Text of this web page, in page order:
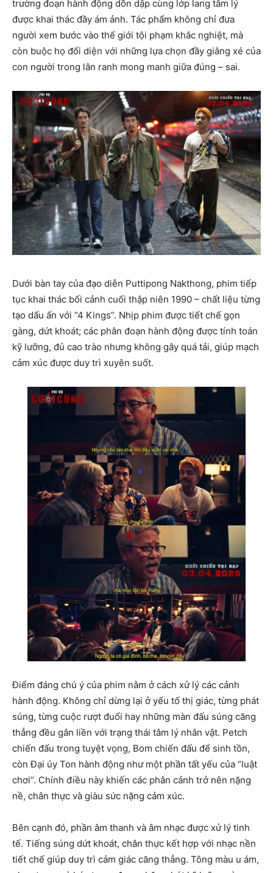
trường đoạn hành động dồn dập cùng lớp lang tâm lý
được khai thác đầy ám ảnh. Tác phẩm không chỉ đưa
người xem bước vào thế giới tội phạm khắc nghiệt, mà
còn buộc họ đối diện với những lựa chọn đầy giằng xé của
con người trong lằn ranh mong manh giữa đúng – sai.
Dưới bàn tay của đạo diễn Puttipong Nakthong, phim tiếp
tục khai thác bối cảnh cuối thập niên 1990 – chất liệu từng
tạo dấu ấn với “4 Kings”. Nhịp phim được tiết chế gọn
gàng, dứt khoát; các phân đoạn hành động được tính toán
kỹ lưỡng, đủ cao trào nhưng không gây quá tải, giúp mạch
cảm xúc được duy trì xuyên suốt.
Điểm đáng chú ý của phim nằm ở cách xử lý các cảnh
hành động. Không chỉ dừng lại ở yếu tố thị giác, từng phát
súng, từng cuộc rượt đuổi hay những màn đấu súng căng
thẳng đều gắn liền với trạng thái tâm lý nhân vật. Petch
chiến đấu trong tuyệt vọng, Bom chiến đấu để sinh tồn,
còn Đại úy Ton hành động như một phần tất yếu của “luật
chơi”. Chính điều này khiến các phân cảnh trở nên nặng
nề, chân thực và giàu sức nặng cảm xúc.
Bên cạnh đó, phần âm thanh và âm nhạc được xử lý tinh
tế. Tiếng súng dứt khoát, chân thực kết hợp với nhạc nền
tiết chế giúp duy trì cảm giác căng thẳng. Tông màu u ám,